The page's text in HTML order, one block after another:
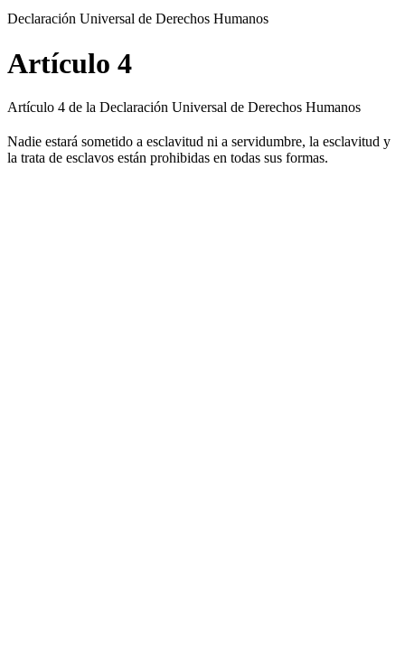
Declaración Universal de Derechos Humanos
Artículo 4
Artículo 4 de la Declaración Universal de Derechos Humanos
Nadie estará sometido a esclavitud ni a servidumbre, la esclavitud y
la trata de esclavos están prohibidas en todas sus formas.